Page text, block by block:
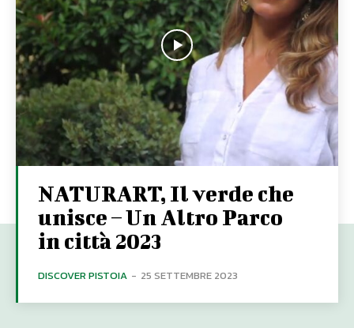
NATURART, Il verde che
unisce – Un Altro Parco
in città 2023
DISCOVER PISTOIA - 25 SETTEMBRE 2023